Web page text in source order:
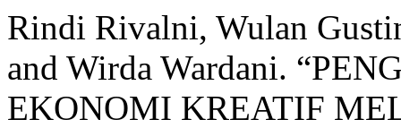
Rindi Rivalni, Wulan
and Wirda Wardani.
EKONOMI KREATIF